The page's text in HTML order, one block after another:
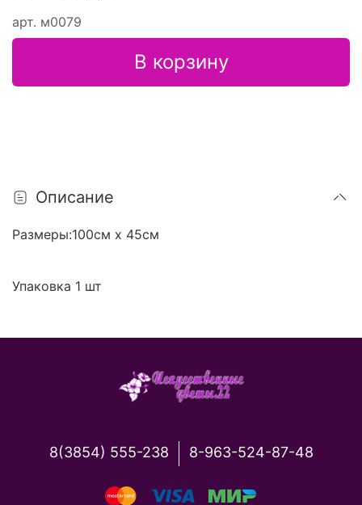
арт. м0079
В корзину
Описание
Размеры:100см х 45см
Упаковка 1 шт
8(3854) 555-238 8-963-524-87-48